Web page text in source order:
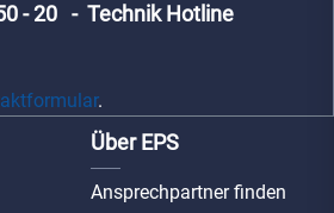
- 20 - Technik Hotline
.
Über EPS
Ansprechpartner finden